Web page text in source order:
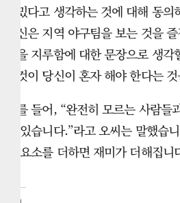
재밌다고 생각하는 것에 대해 동
당신은 지역 야구팀을 보는 것을
것을 지루함에 대한 문장으로 생
그것이 당신이 혼자 해야 한다는
예를 들어, “완전히 모르는 사람
도 있습니다.”라고 오씨는 말했습
적 요소를 더하면 재미가 더해집니